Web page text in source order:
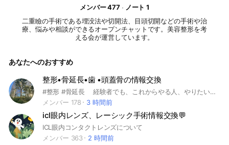
メンバー 477
ノート 1
二重瞼の手術である埋没法や切開法、目頭切開などの手術や治
療、悩みや相談ができるオープンチャットです。美容整形を考
える会が運営しています。
あなたへのおすすめ
整形•骨延長•歯 •頭蓋骨の情報交換
#整形 #骨延長 経験者でも、これからやる人、やりたい人でもどうぞ 私も持ってる情報を共有していきます
メンバー 178
3 時間前
icl眼内レンズ、レーシック手術情報交換💬
ICL眼内コンタクトレンズについて
メンバー 363
2 時間前